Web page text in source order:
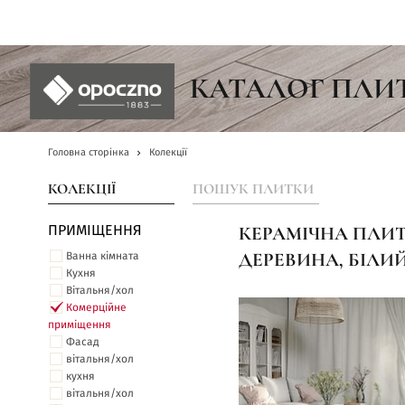
КАТАЛОГ
Головна сторінка Колекції
КОЛЕКЦІЇ ПОШУК ПЛИТКИ
ПРИМІЩЕННЯ
Ванна кімната
Кухня
Вітальня/хол
Комерційне
приміщення
Фасад
вітальня/хол
кухня
вітальня/хол
КЕРАМІЧНА
ДЕРЕВИНА,